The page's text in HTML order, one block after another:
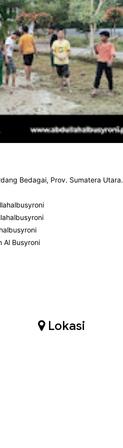
Bedagai, Prov. Sumatera Utara.
Al Busyroni
Lokasi